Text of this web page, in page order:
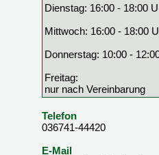
Dienstag: 16:00 - 18:00
Mittwoch: 16:00 - 18:00
Donnerstag: 10:00 -
Freitag:
nur nach Vereinbarung
Telefon
036741-44420
E-Mail